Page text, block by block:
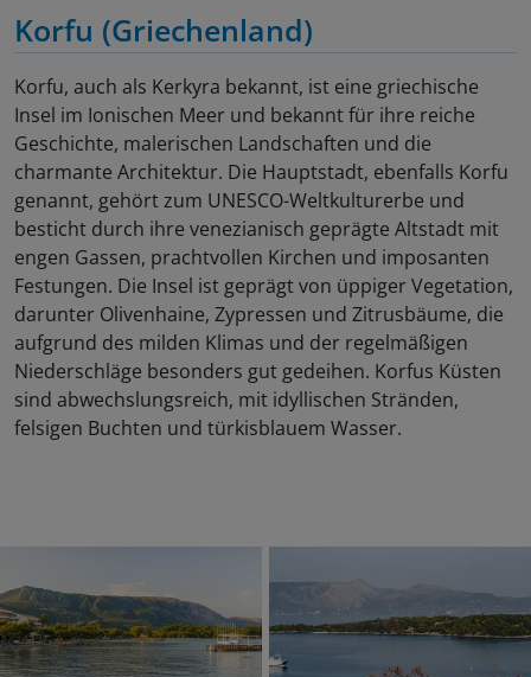
Korfu (Griechenland)
Korfu, auch als Kerkyra bekannt, ist eine griechische
Insel im Ionischen Meer und bekannt für ihre reiche
Geschichte, malerischen Landschaften und die
charmante Architektur. Die Hauptstadt, ebenfalls Korfu
genannt, gehört zum UNESCO-Weltkulturerbe und
besticht durch ihre venezianisch geprägte Altstadt mit
engen Gassen, prachtvollen Kirchen und imposanten
Festungen. Die Insel ist geprägt von üppiger Vegetation,
darunter Olivenhaine, Zypressen und Zitrusbäume, die
aufgrund des milden Klimas und der regelmäßigen
Niederschläge besonders gut gedeihen. Korfus Küsten
sind abwechslungsreich, mit idyllischen Stränden,
felsigen Buchten und türkisblauem Wasser.